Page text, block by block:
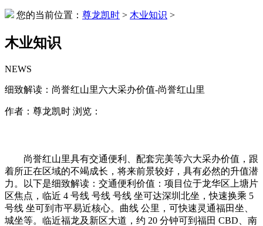
您的当前位置： 尊龙凯时 > 木业知识 >
木业知识
NEWS
细致解读：尚誉红山里六大采办价值-尚誉红山里
作者：尊龙凯时 浏览：
尚誉红山里具有交通便利、配套完美等六大采办价值，跟
着所正在区域的不竭成长，将来前景较好，具有必然的升值潜
力。以下是细致解读：交通便利价值：项目位于龙华区上塘片
区焦点，临近 4 号线 号线 号线 坐可达深圳北坐，快速换乘 5
号线 坐可到市平易近核心。曲线 公里，可快速灵通福田坐、
城坐等。临近福龙及新区大道，约 20 分钟可到福田 CBD、南